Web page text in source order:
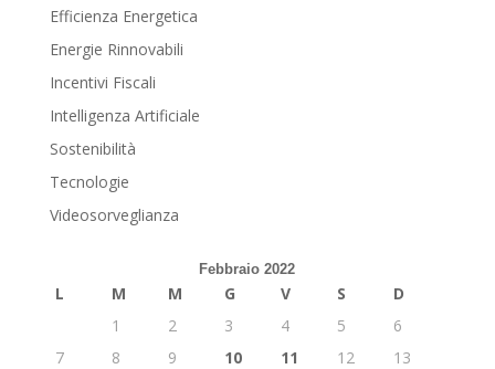
Efficienza Energetica
Energie Rinnovabili
Incentivi Fiscali
Intelligenza Artificiale
Sostenibilità
Tecnologie
Videosorveglianza
Febbraio 2022
L M M G V S
D
1
2 3 4 5
6
7
8 9 10 11 12
13